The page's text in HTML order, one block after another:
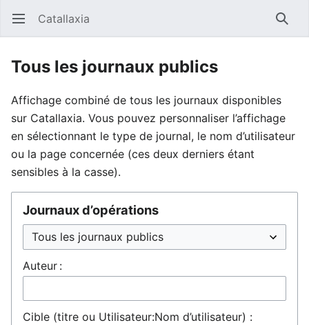
Ouvrir le menu principal Catallaxia
Tous les journaux publics
Affichage combiné de tous les journaux disponibles
sur Catallaxia. Vous pouvez personnaliser l’affichage
en sélectionnant le type de journal, le nom d’utilisateur
ou la page concernée (ces deux derniers étant
sensibles à la casse).
Journaux d’opérations
Auteur :
Cible (titre ou Utilisateur:Nom d’utilisateur) :